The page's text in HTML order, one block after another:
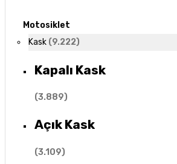
Motosiklet
Kask (9.222)
Kapalı Kask
(3.889)
Açık Kask
(3.109)